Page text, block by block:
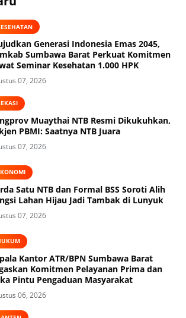
Generasi Indonesia Emas 2045,
Sumbawa Barat Perkuat Komitmen
Seminar Kesehatan 1.000 HPK
07, 2026
Muaythai NTB Resmi Dikukuhkan,
PBMI: Saatnya NTB Juara
07, 2026
Satu NTB dan Formal BSS Soroti Alih
Lahan Hijau Jadi Tambak di Lunyuk
07, 2026
Kantor ATR/BPN Sumbawa Barat
Komitmen Pelayanan Prima dan
Pintu Pengaduan Masyarakat
06, 2026